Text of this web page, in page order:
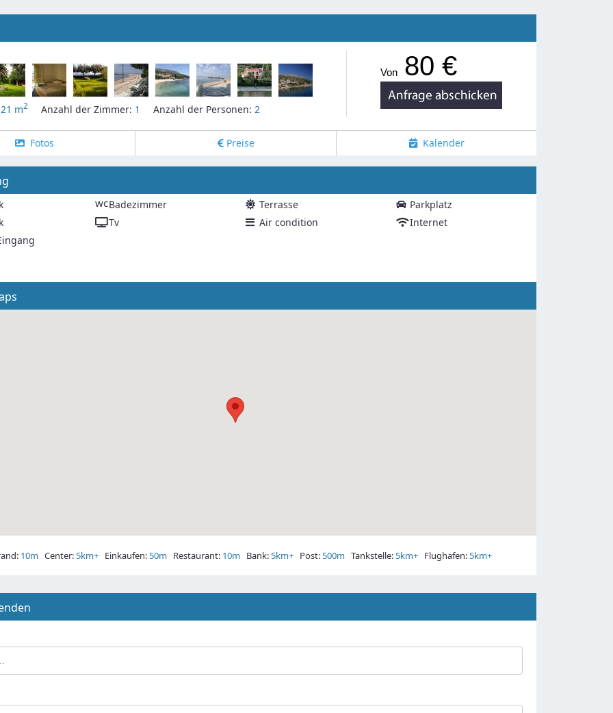
21 m2 Anzahl der Zimmer: 1 Anzahl der Personen: 2
Von 80 €
Fotos Preise Kalender
wcBadezimmer Terrasse
Parkplatz
Tv Air condition
Internet
10m Center: 5km+ Einkaufen: 50m Restaurant: 10m Bank: 5km+ Post: 500m Tankstelle: 5km+ Flughafen: 5km+